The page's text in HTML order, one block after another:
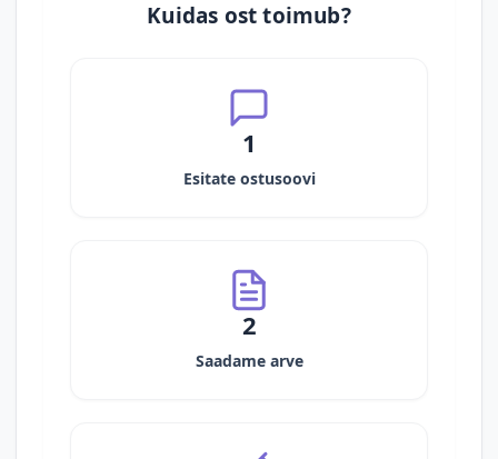
Kuidas ost toimub?
1
Esitate ostusoovi
2
Saadame arve